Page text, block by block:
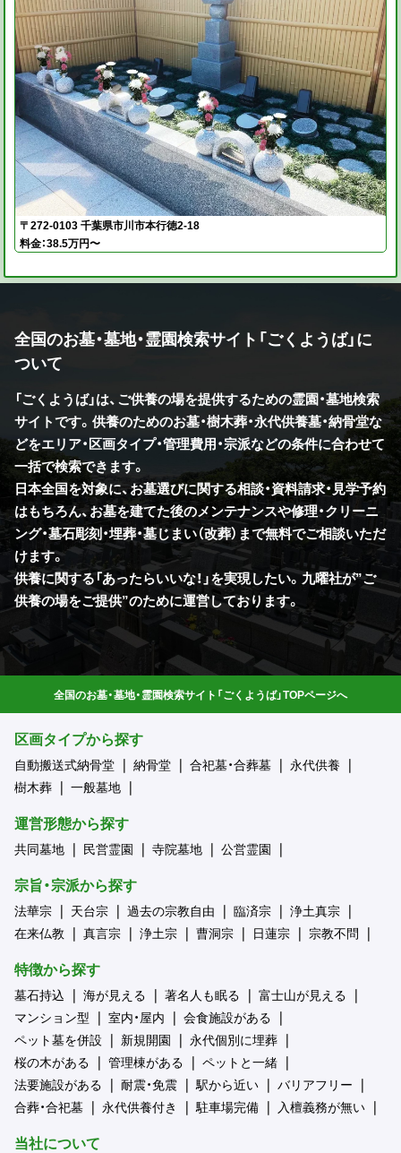
〒272-0103 千葉県市川市本行徳2-18
料金：38.5万円〜
全国のお墓・墓地・霊園検索サイト「ごくようば」に
ついて
「ごくようば」は、ご供養の場を提供するための霊園・墓地検索
サイトです。供養のためのお墓・樹木葬・永代供養墓・納骨堂な
どをエリア・区画タイプ・管理費用・宗派などの条件に合わせて
一括で検索できます。
日本全国を対象に、お墓選びに関する相談・資料請求・見学予約
はもちろん、お墓を建てた後のメンテナンスや修理・クリーニ
ング・墓石彫刻・埋葬・墓じまい（改葬）まで無料でご相談いただ
けます。
供養に関する「あったらいいな！」を実現したい。九曜社が”ご
供養の場をご提供”のために運営しております。
全国のお墓・墓地・霊園検索サイト「ごくようば」TOPページへ
区画タイプから探す
自動搬送式納骨堂 納骨堂 合祀墓・合葬墓
永代供養
樹木葬
一般墓地
運営形態から探す
共同墓地 民営霊園 寺院墓地 公営霊園
宗旨・宗派から探す
法華宗 天台宗 過去の宗教自由 臨済宗
浄土真宗
在来仏教
真言宗 浄土宗 曹洞宗 日蓮宗 宗教不問
特徴から探す
墓石持込 海が見える 著名人も眠る
富士山が見える
マンション型
室内・屋内
会食施設がある
ペット墓を併設
新規開園
永代個別に埋葬
桜の木がある
管理棟がある
ペットと一緒
法要施設がある
耐震・免震 駅から近い
バリアフリー
合葬・合祀墓
永代供養付き 駐車場完備 入檀義務が無い
当社について